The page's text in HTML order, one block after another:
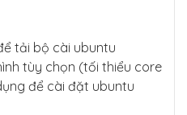
tải bộ cài ubuntu
tùy chọn (tối thiểu core
để cài đặt ubuntu